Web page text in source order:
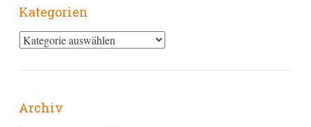
Kategorien
Kategorien
Archiv